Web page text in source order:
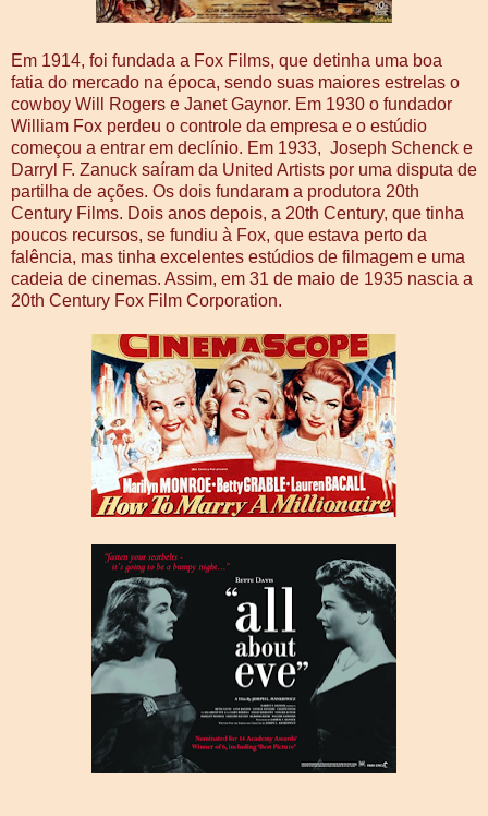
Em 1914, foi fundada a Fox Films, que detinha uma boa
fatia do mercado na época, sendo suas maiores estrelas o
cowboy Will Rogers e Janet Gaynor. Em 1930 o fundador
William Fox perdeu o controle da empresa e o estúdio
começou a entrar em declínio. Em 1933, Joseph Schenck e
Darryl F. Zanuck saíram da United Artists por uma disputa de
partilha de ações. Os dois fundaram a produtora 20th
Century Films. Dois anos depois, a 20th Century, que tinha
poucos recursos, se fundiu à Fox, que estava perto da
falência, mas tinha excelentes estúdios de filmagem e uma
cadeia de cinemas. Assim, em 31 de maio de 1935 nascia a
20th Century Fox Film Corporation.